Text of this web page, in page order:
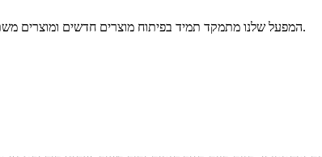
המפעל שלנו מתמקד תמיד בפיתוח מוצרים חדשים ומוצרים משתדרגים כל הזמן בהתאם לנורמות הנדרשות על ידי שוק שונה.איכות המוצרים עלתה על אותם מוצרים בחו"ל עם מוניטין טוב.